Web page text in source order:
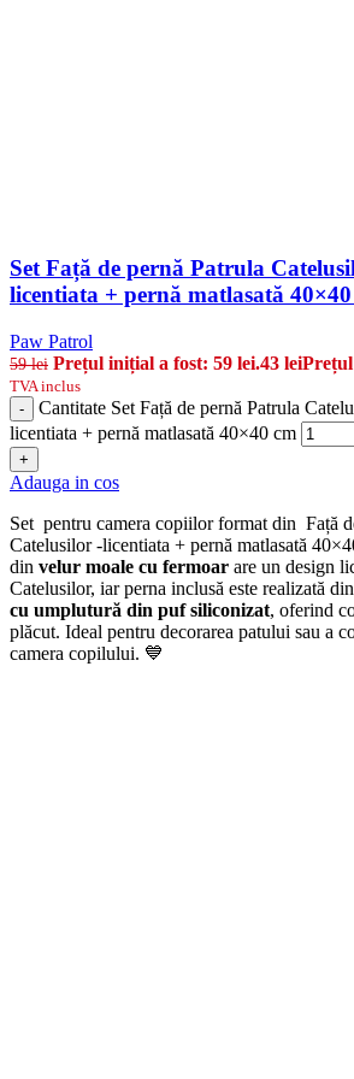
Set Față de pernă Patrula
licentiata + pernă matlasată
Paw Patrol
59lei Prețul inițial a fost: 59 lei.43 leiPrețul
TVA inclus
-
Cantitate Set Față de pernă Patrula
licentiata + pernă matlasată 40×40 cm
+
Adauga in cos
Set pentru camera copiilor format din Față
Catelusilor -licentiata + pernă matlasată
din velur moale cu fermoar are un design
Catelusilor, iar perna inclusă este realizată din
cu umplutură din puf siliconizat, oferind
plăcut. Ideal pentru decorarea patului sau a
camera copilului. 💙